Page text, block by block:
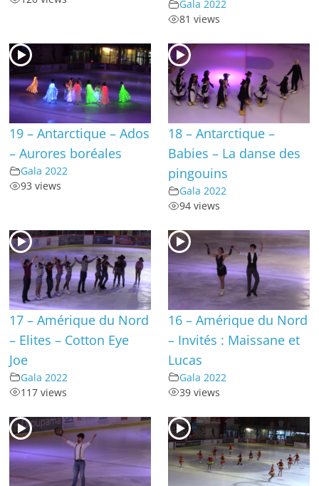
Gala 2022
81 views
19 – Antarctique – Ados
– Aurores boréales
Gala 2022
93 views
18 – Antarctique –
Babies – La danse des
pingouins
Gala 2022
94 views
17 – Amérique du Nord
– Elites – Cotton Eye
Joe
Gala 2022
117 views
16 – Amérique du Nord
– Invités : Maissane et
Lucas
Gala 2022
39 views